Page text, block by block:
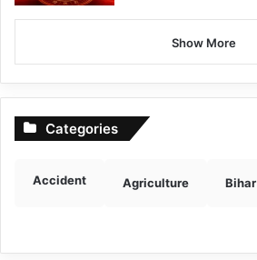
Show More
Categories
Accident Agriculture Bihar